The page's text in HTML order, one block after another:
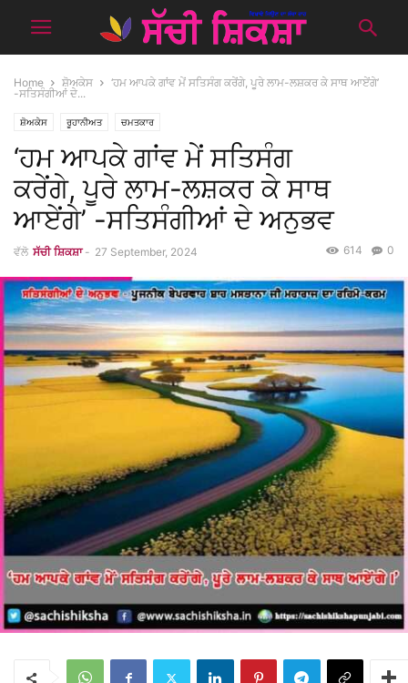
Home ਸ਼ੋਅਕੇਸ
‘ਹਮ ਆਪਕੇ ਗਾਂਵ ਮੇਂ ਸਤਿਸੰਗ ਕਰੇਂਗੇ, ਪੂਰੇ ਲਾਮ-ਲਸ਼ਕਰ ਕੇ ਸਾਥ ਆਏਂਗੇ’
-ਸਤਿਸੰਗੀਆਂ ਦੇ...
ਸ਼ੋਅਕੇਸ ਰੂਹਾਨੀਅਤ ਚਮਤਕਾਰ
‘ਹਮ ਆਪਕੇ ਗਾਂਵ ਮੇਂ ਸਤਿਸੰਗ
ਕਰੇਂਗੇ, ਪੂਰੇ ਲਾਮ-ਲਸ਼ਕਰ ਕੇ ਸਾਥ
ਆਏਂਗੇ’ -ਸਤਿਸੰਗੀਆਂ ਦੇ ਅਨੁਭਵ
ਵੱਲੋ ਸੱਚੀ ਸ਼ਿਕਸ਼ਾ - 27 September, 2024 0
614